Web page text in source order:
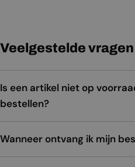
Veelgestelde vragen
Is een artikel niet op
bestellen?
Wanneer ontvang ik mijn